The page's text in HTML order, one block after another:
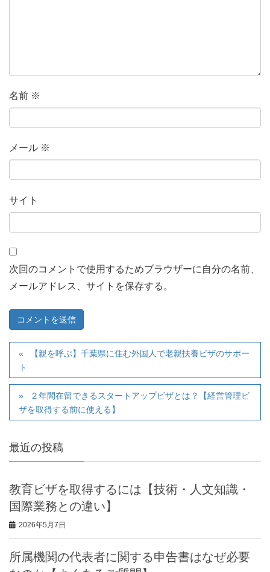
名前 ※
メール ※
サイト
次回のコメントで使用するためブラウザーに自分の名前、
メールアドレス、サイトを保存する。
【親を呼ぶ】千葉県に住む外国人で老親扶養ビザのサポー
ト
２年間在留できるスタートアップビザとは？【経営管理ビ
ザを取得する前に使える】
最近の投稿
教育ビザを取得するには【技術・人文知識・
国際業務との違い】
2026年5月7日
所属機関の代表者に関する申告書はなぜ必要